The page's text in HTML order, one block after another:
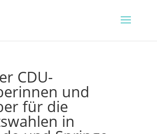
CDU-
und
für die
in